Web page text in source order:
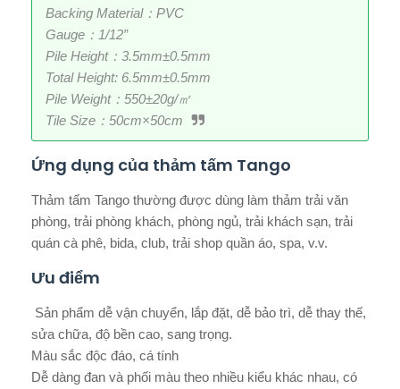
Backing Material：PVC
Gauge：1/12”
Pile Height：3.5mm±0.5mm
Total Height: 6.5mm±0.5mm
Pile Weight：550±20g/㎡
Tile Size：50cm×50cm
Ứng dụng của thảm tấm Tango
Thảm tấm Tango thường được dùng làm thảm trải văn
phòng, trải phòng khách, phòng ngủ, trải khách sạn, trải
quán cà phê, bida, club, trải shop quần áo, spa, v.v.
Ưu điểm
Sản phẩm dễ vận chuyển, lắp đặt, dễ bảo trì, dễ thay thế,
sửa chữa, độ bền cao, sang trọng.
Màu sắc độc đáo, cá tính
Dễ dàng đan và phối màu theo nhiều kiểu khác nhau, có